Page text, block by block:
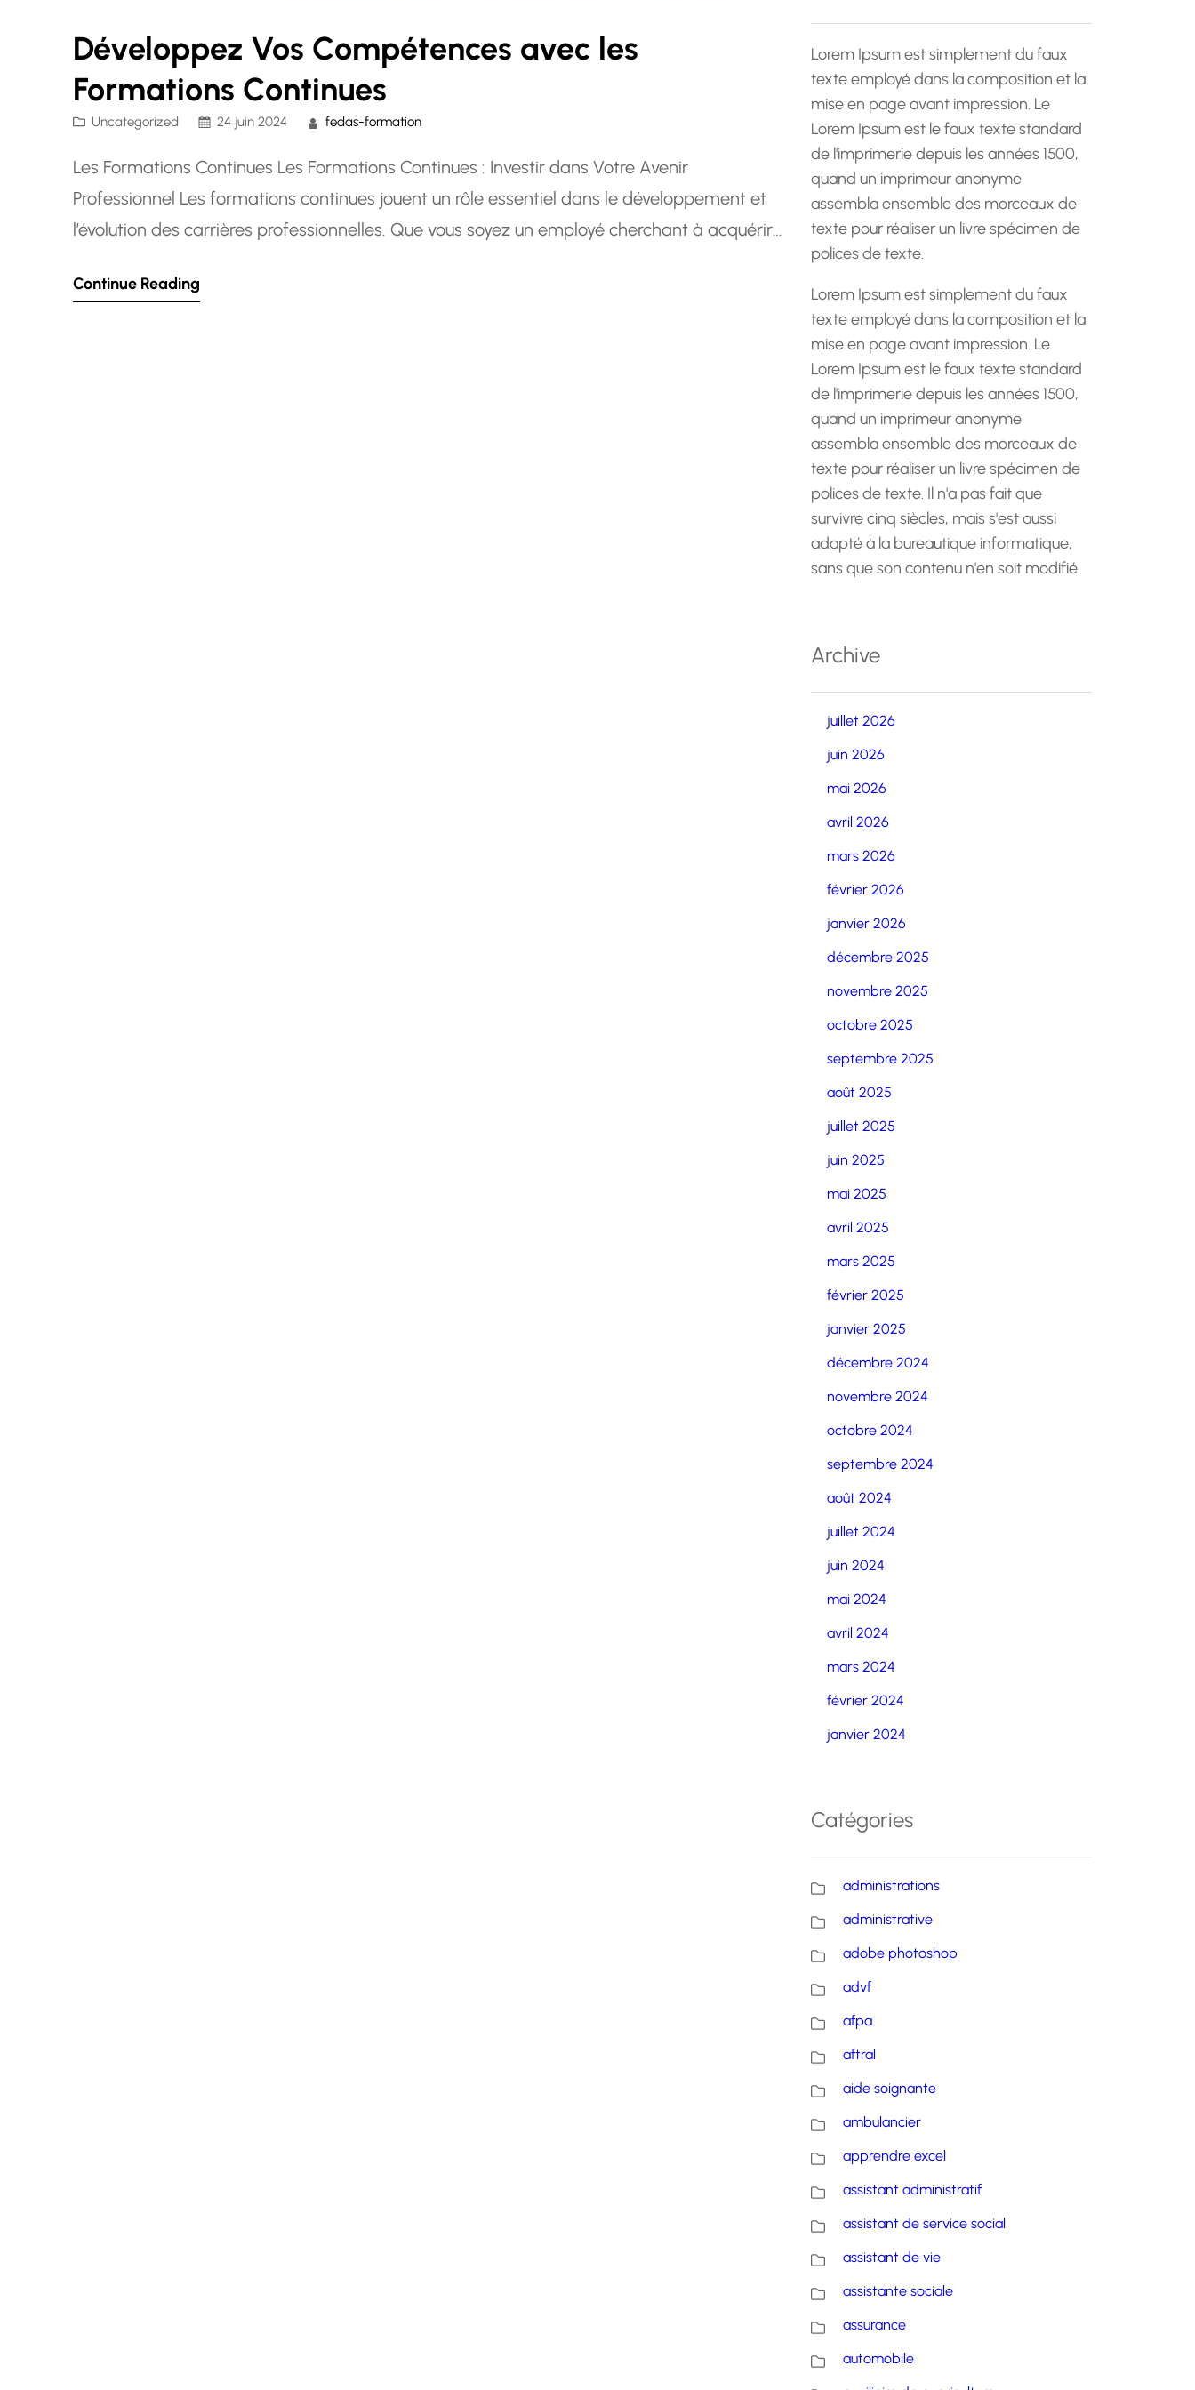
Développez Vos Compétences avec les
Formations Continues
Uncategorized 24 juin 2024 fedas-formation
Les Formations Continues Les Formations Continues : Investir dans Votre Avenir
Professionnel Les formations continues jouent un rôle essentiel dans le développement et
l’évolution des carrières professionnelles. Que vous soyez un employé cherchant à acquérir
de vos équipes, les formations continues offrent des avantages…
Continue Reading
h
e
Lorem Ipsum est simplement du faux
texte employé dans la composition et la
mise en page avant impression. Le
Lorem Ipsum est le faux texte standard
de l'imprimerie depuis les années 1500,
quand un imprimeur anonyme
assembla ensemble des morceaux de
texte pour réaliser un livre spécimen de
polices de texte.
Lorem Ipsum est simplement du faux
texte employé dans la composition et la
mise en page avant impression. Le
Lorem Ipsum est le faux texte standard
de l'imprimerie depuis les années 1500,
quand un imprimeur anonyme
assembla ensemble des morceaux de
texte pour réaliser un livre spécimen de
polices de texte. Il n'a pas fait que
survivre cinq siècles, mais s'est aussi
adapté à la bureautique informatique,
sans que son contenu n'en soit modifié.
Archive
juillet 2026
juin 2026
mai 2026
avril 2026
mars 2026
février 2026
janvier 2026
décembre 2025
novembre 2025
octobre 2025
septembre 2025
août 2025
juillet 2025
juin 2025
mai 2025
avril 2025
mars 2025
février 2025
janvier 2025
décembre 2024
novembre 2024
octobre 2024
septembre 2024
août 2024
juillet 2024
juin 2024
mai 2024
avril 2024
mars 2024
février 2024
janvier 2024
Catégories
administrations
administrative
adobe photoshop
advf
afpa
aftral
aide soignante
ambulancier
apprendre excel
assistant administratif
assistant de service social
assistant de vie
assistante sociale
assurance
automobile